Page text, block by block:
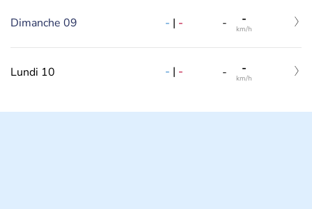
Dimanche 09 - | - - -
km/h
Lundi 10 - | - - -
km/h